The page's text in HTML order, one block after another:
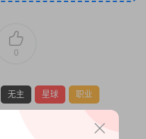
0
无主 星球 职业